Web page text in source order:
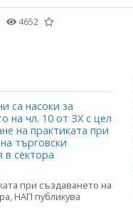
4652
са насоки за
на чл. 10 от ЗХ с цел
на практиката при
търговски
сектора
при създаването на
НАП публикува